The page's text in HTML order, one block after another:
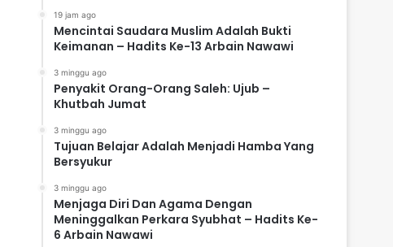
19 jam ago
Mencintai Saudara Muslim Adalah Bukti
Keimanan – Hadits Ke-13 Arbain Nawawi
3 minggu ago
Penyakit Orang-Orang Saleh: Ujub –
Khutbah Jumat
3 minggu ago
Tujuan Belajar Adalah Menjadi Hamba Yang
Bersyukur
3 minggu ago
Menjaga Diri Dan Agama Dengan
Meninggalkan Perkara Syubhat – Hadits Ke-
6 Arbain Nawawi